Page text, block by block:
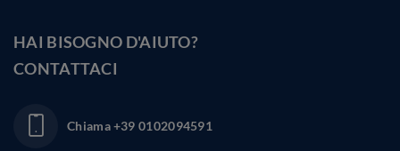
HAI BISOGNO D'AIUTO?
CONTATTACI
Chiama+39 0102094591